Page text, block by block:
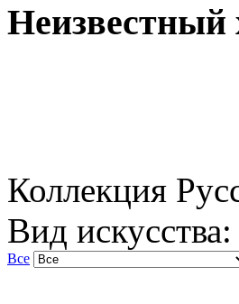
Неизвестный
Коллекция
Вид искусства:
Все